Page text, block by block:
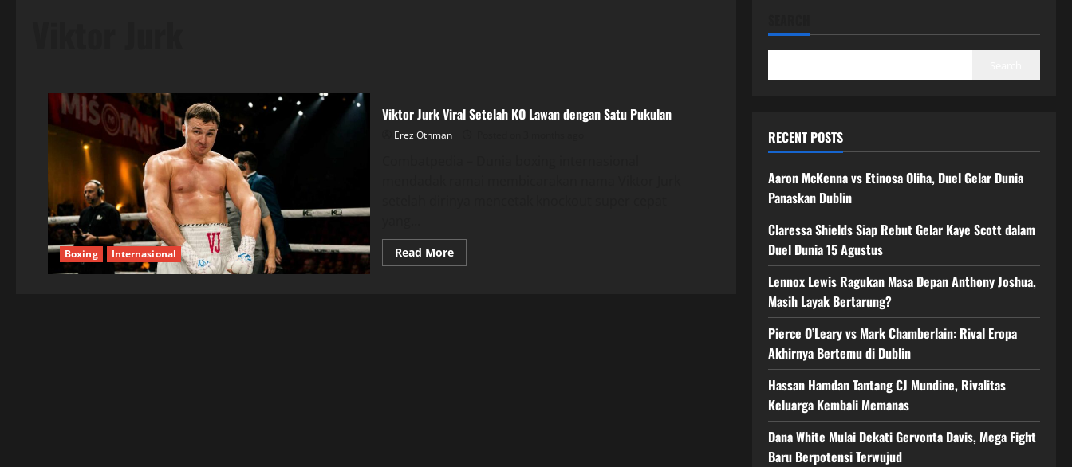
Boxing Internasional
Viktor Jurk Viral Setelah KO Lawan dengan Satu Pukulan
Erez Othman
Read MoreRead
more
RECENT POSTS
Aaron McKenna vs Etinosa Oliha, Duel Gelar Dunia
Panaskan Dublin
Claressa Shields Siap Rebut Gelar Kaye Scott dalam
Duel Dunia 15 Agustus
Lennox Lewis Ragukan Masa Depan Anthony Joshua,
Masih Layak Bertarung?
Pierce O’Leary vs Mark Chamberlain: Rival Eropa
Akhirnya Bertemu di Dublin
Hassan Hamdan Tantang CJ Mundine, Rivalitas
Keluarga Kembali Memanas
Dana White Mulai Dekati Gervonta Davis, Mega Fight
Baru Berpotensi Terwujud